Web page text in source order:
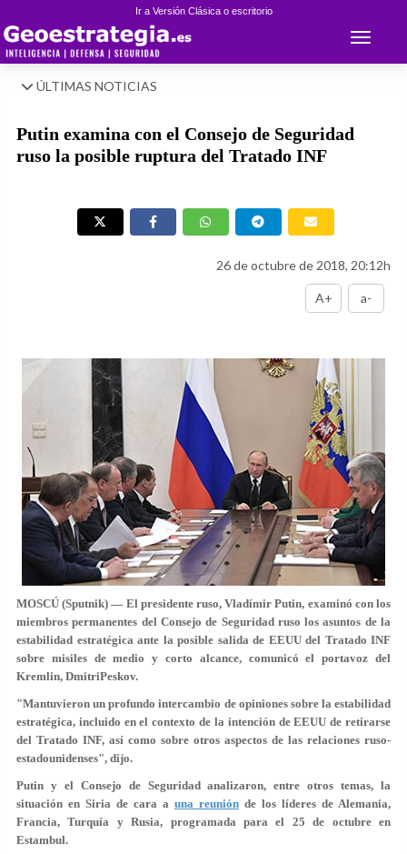
Ir a Versión Clásica o escritorio
Toggle
ÚLTIMAS NOTICIAS
Putin examina con el Consejo de Seguridad
ruso la posible ruptura del Tratado INF
26 de octubre de 2018, 20:12h
A+ a-
MOSCÚ (Sputnik) — El presidente ruso, Vladímir Putin, examinó con los
miembros permanentes del Consejo de Seguridad ruso los asuntos de la
estabilidad estratégica ante la posible salida de EEUU del Tratado INF
sobre misiles de medio y corto alcance, comunicó el portavoz del
Kremlin, DmitriPeskov.
"Mantuvieron un profundo intercambio de opiniones sobre la estabilidad
estratégica, incluido en el contexto de la intención de EEUU de retirarse
del Tratado INF, así como sobre otros aspectos de las relaciones ruso-
estadounidenses", dijo.
Putin y el Consejo de Seguridad analizaron, entre otros temas, la
situación en Siria de cara a una reunión de los líderes de Alemania,
Francia, Turquía y Rusia, programada para el 25 de octubre en
Estambul.